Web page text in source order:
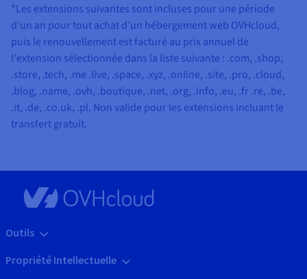
*Les extensions suivantes sont incluses pour une période
d'un an pour tout achat d'un hébergement web OVHcloud,
puis le renouvellement est facturé au prix annuel de
l'extension sélectionnée dans la liste suivante : .com, .shop,
.store, .tech, .me .live, .space, .xyz, .online, .site, .pro, .cloud,
.blog, .name, .ovh, .boutique, .net, .org, .info, .eu, .fr .re, .be,
.it, .de, .co.uk, .pl. Non valide pour les extensions incluant le
transfert gratuit.
Outils
Propriété Intellectuelle